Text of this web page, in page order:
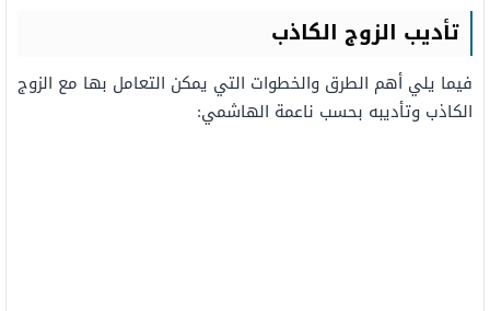
تأديب الزوج الكاذب
فيما يلي أهم الطرق والخطوات التي يمكن التعامل بها مع الزوج
الكاذب وتأديبه بحسب ناعمة الهاشمي: